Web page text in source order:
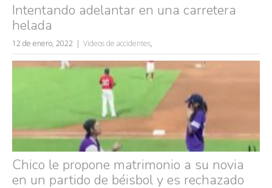
fails
Intentando adelantar en una carretera
helada
12 de enero, 2022 Videos de accidentes,
Chico le propone matrimonio a su novia
en un partido de béisbol y es rechazado